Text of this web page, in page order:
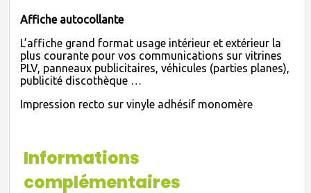
Affiche autocollante
L’affiche grand format usage intérieur et extérieur la
plus courante pour vos communications sur vitrines
PLV, panneaux publicitaires, véhicules (parties planes),
publicité discothèque …
Impression recto sur vinyle adhésif monomère
Informations
complémentaires